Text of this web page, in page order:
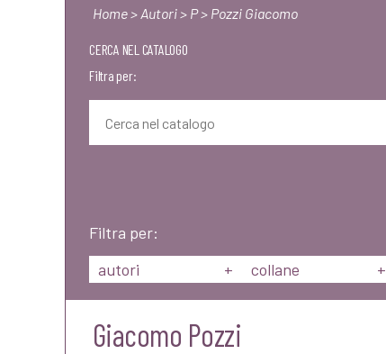
Home> Autori> P> Pozzi Giacomo
CERCA NEL CATALOGO
Filtra per:
Filtra per:
autori
+ collane +
Giacomo Pozzi